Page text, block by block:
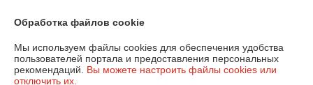
г. Минск пр. Партизанский, 152-1а
Регистрационный номер ЕГР: 190706808
Обработка файлов cookie
Мы используем файлы cookies для обеспечения удобства
пользователей портала и предоставления персональных
рекомендаций. Вы можете настроить файлы cookies или
отключить их.